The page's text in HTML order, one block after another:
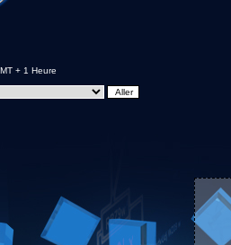
+ 1 Heure